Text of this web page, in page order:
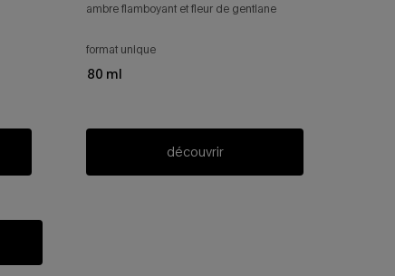
ambre flamboyant et fleur de gentiane
format unique
80 ml
découvrir